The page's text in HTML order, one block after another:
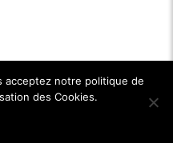
acceptez notre politique de
des Cookies.